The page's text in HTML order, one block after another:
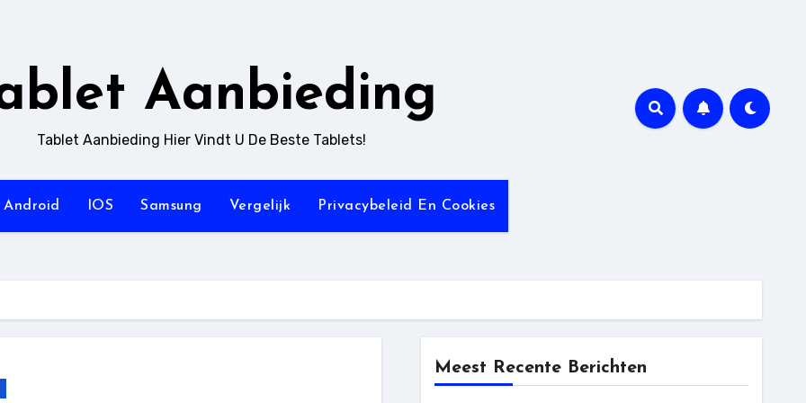
Aanbieding
Tablet Aanbieding Hier Vindt U De Beste Tablets!
Android IOS Samsung Vergelijk Privacybeleid En Cookies
Meest Recente Berichten